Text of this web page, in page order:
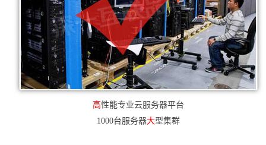
高性能专业云服务器平台
1000台服务器大型集群